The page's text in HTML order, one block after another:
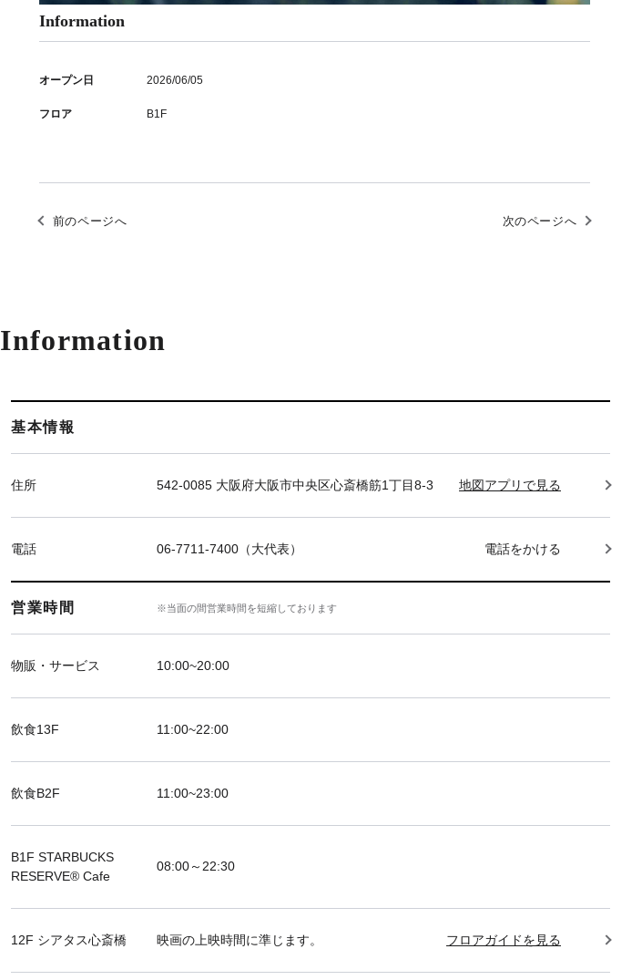
Information
オープン日 2026/06/05
フロア B1F
前のページへ 次のページへ
Information
基本情報
住所 542-0085 大阪府大阪市中央区心斎橋筋1丁目8-3 地図アプリで見る
電話 06-7711-7400（大代表） 電話をかける
営業時間 ※当面の間営業時間を短縮しております
物販・サービス 10:00~20:00
飲食13F 11:00~22:00
飲食B2F 11:00~23:00
B1F STARBUCKS
RESERVE®︎ Cafe
08:00～22:30
12F シアタス心斎橋 映画の上映時間に準じます。 フロアガイドを見る